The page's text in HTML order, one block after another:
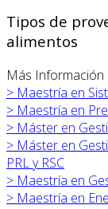
Tipos de
alimentos
Más Información
> Maestría en
> Maestría en
> Máster en
> Máster en
PRL y RSC
> Maestría en
> Maestría en